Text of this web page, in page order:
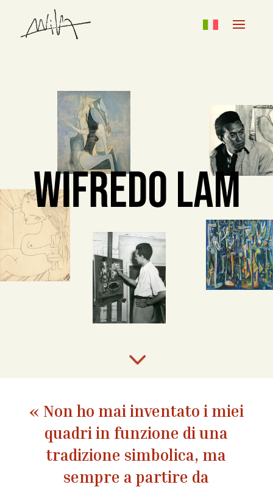
3
« Non ho mai inventato i miei
quadri in funzione di una
tradizione simbolica, ma
sempre a partire da